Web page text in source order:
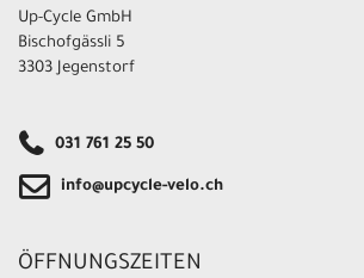
Up-Cycle GmbH
Bischofgässli 5
3303 Jegenstorf
031 761 25 50
info@upcycle-velo.ch
ÖFFNUNGSZEITEN